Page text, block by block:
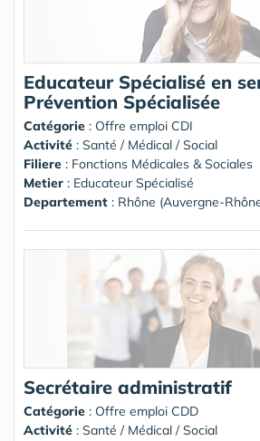
Educateur Spécialisé en
Prévention Spécialisée
Catégorie : Offre emploi CDI
Activité : Santé / Médical / Social
Filiere : Fonctions Médicales & Sociales
Metier : Educateur Spécialisé
Departement : Rhône (Auvergne-
Secrétaire administratif
Catégorie : Offre emploi CDD
Activité : Santé / Médical / Social